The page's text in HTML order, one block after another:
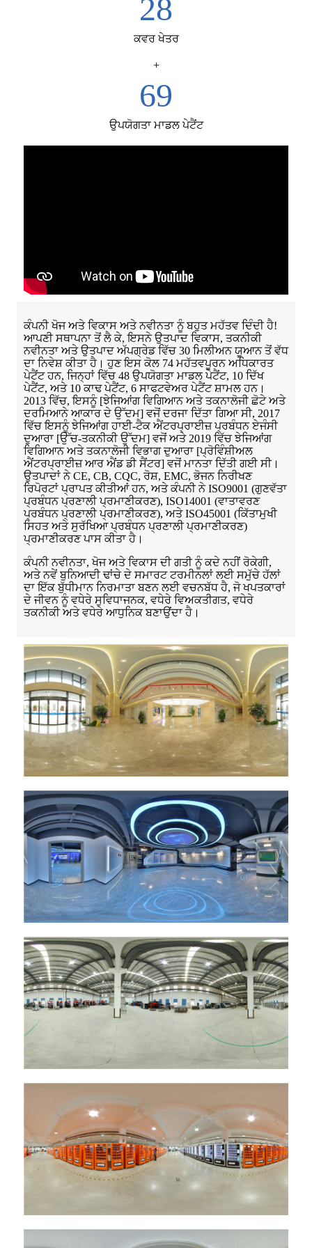
30
ਕਵਰ ਖੇਤਰ
+
74
ਉਪਯੋਗਤਾ ਮਾਡਲ ਪੇਟੈਂਟ
ਕੰਪਨੀ ਖੋਜ ਅਤੇ ਵਿਕਾਸ ਅਤੇ ਨਵੀਨਤਾ ਨੂੰ ਬਹੁਤ ਮਹੱਤਵ ਦਿੰਦੀ ਹੈ!
ਆਪਣੀ ਸਥਾਪਨਾ ਤੋਂ ਲੈ ਕੇ, ਇਸਨੇ ਉਤਪਾਦ ਵਿਕਾਸ, ਤਕਨੀਕੀ
ਨਵੀਨਤਾ ਅਤੇ ਉਤਪਾਦ ਅੱਪਗ੍ਰੇਡ ਵਿੱਚ 30 ਮਿਲੀਅਨ ਯੂਆਨ ਤੋਂ ਵੱਧ
ਦਾ ਨਿਵੇਸ਼ ਕੀਤਾ ਹੈ। ਹੁਣ ਇਸ ਕੋਲ 74 ਮਹੱਤਵਪੂਰਨ ਅਧਿਕਾਰਤ
ਪੇਟੈਂਟ ਹਨ, ਜਿਨ੍ਹਾਂ ਵਿੱਚ 48 ਉਪਯੋਗਤਾ ਮਾਡਲ ਪੇਟੈਂਟ, 10 ਦਿੱਖ
ਪੇਟੈਂਟ, ਅਤੇ 10 ਕਾਢ ਪੇਟੈਂਟ, 6 ਸਾਫਟਵੇਅਰ ਪੇਟੈਂਟ ਸ਼ਾਮਲ ਹਨ।
2013 ਵਿੱਚ, ਇਸਨੂੰ [ਝੇਜਿਆਂਗ ਵਿਗਿਆਨ ਅਤੇ ਤਕਨਾਲੋਜੀ ਛੋਟੇ ਅਤੇ
ਦਰਮਿਆਨੇ ਆਕਾਰ ਦੇ ਉੱਦਮ] ਵਜੋਂ ਦਰਜਾ ਦਿੱਤਾ ਗਿਆ ਸੀ, 2017
ਵਿੱਚ ਇਸਨੂੰ ਝੇਜਿਆਂਗ ਹਾਈ-ਟੈਕ ਐਂਟਰਪ੍ਰਾਈਜ਼ ਪ੍ਰਬੰਧਨ ਏਜੰਸੀ
ਦੁਆਰਾ [ਉੱਚ-ਤਕਨੀਕੀ ਉੱਦਮ] ਵਜੋਂ ਅਤੇ 2019 ਵਿੱਚ ਝੇਜਿਆਂਗ
ਵਿਗਿਆਨ ਅਤੇ ਤਕਨਾਲੋਜੀ ਵਿਭਾਗ ਦੁਆਰਾ [ਪ੍ਰੋਵਿੰਸ਼ੀਅਲ
ਐਂਟਰਪ੍ਰਾਈਜ਼ ਆਰ ਐਂਡ ਡੀ ਸੈਂਟਰ] ਵਜੋਂ ਮਾਨਤਾ ਦਿੱਤੀ ਗਈ ਸੀ।
ਉਤਪਾਦਾਂ ਨੇ CE, CB, CQC, ਰੋਸ਼, EMC, ਭੋਜਨ ਨਿਰੀਖਣ
ਰਿਪੋਰਟਾਂ ਪ੍ਰਾਪਤ ਕੀਤੀਆਂ ਹਨ, ਅਤੇ ਕੰਪਨੀ ਨੇ ISO9001 (ਗੁਣਵੱਤਾ
ਪ੍ਰਬੰਧਨ ਪ੍ਰਣਾਲੀ ਪ੍ਰਮਾਣੀਕਰਣ), ISO14001 (ਵਾਤਾਵਰਣ
ਪ੍ਰਬੰਧਨ ਪ੍ਰਣਾਲੀ ਪ੍ਰਮਾਣੀਕਰਣ), ਅਤੇ ISO45001 (ਕਿੱਤਾਮੁਖੀ
ਸਿਹਤ ਅਤੇ ਸੁਰੱਖਿਆ ਪ੍ਰਬੰਧਨ ਪ੍ਰਣਾਲੀ ਪ੍ਰਮਾਣੀਕਰਣ)
ਪ੍ਰਮਾਣੀਕਰਣ ਪਾਸ ਕੀਤਾ ਹੈ।
ਕੰਪਨੀ ਨਵੀਨਤਾ, ਖੋਜ ਅਤੇ ਵਿਕਾਸ ਦੀ ਗਤੀ ਨੂੰ ਕਦੇ ਨਹੀਂ ਰੋਕੇਗੀ,
ਅਤੇ ਨਵੇਂ ਬੁਨਿਆਦੀ ਢਾਂਚੇ ਦੇ ਸਮਾਰਟ ਟਰਮੀਨਲਾਂ ਲਈ ਸਮੁੱਚੇ ਹੱਲਾਂ
ਦਾ ਇੱਕ ਬੁੱਧੀਮਾਨ ਨਿਰਮਾਤਾ ਬਣਨ ਲਈ ਵਚਨਬੱਧ ਹੈ, ਜੋ ਖਪਤਕਾਰਾਂ
ਦੇ ਜੀਵਨ ਨੂੰ ਵਧੇਰੇ ਸੁਵਿਧਾਜਨਕ, ਵਧੇਰੇ ਵਿਅਕਤੀਗਤ, ਵਧੇਰੇ
ਤਕਨੀਕੀ ਅਤੇ ਵਧੇਰੇ ਆਧੁਨਿਕ ਬਣਾਉਂਦਾ ਹੈ।